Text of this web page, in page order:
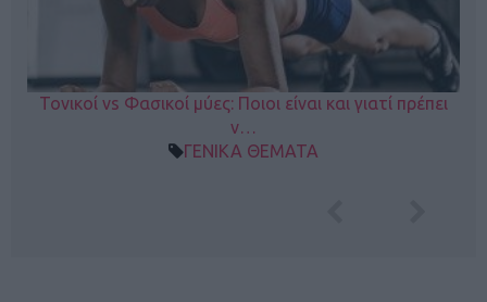
Τονικοί vs Φασικοί μύες: Ποιοι είναι και γιατί πρέπει
ν…
ΓΕΝΙΚΑ ΘΕΜΑΤΑ